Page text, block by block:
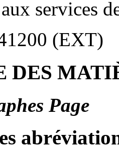
services
(EXT)
DES
Page